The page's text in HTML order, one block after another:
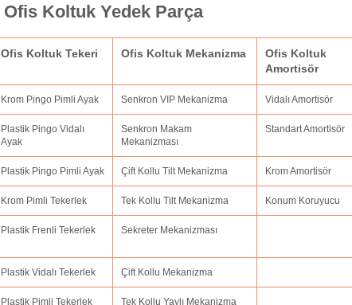
Ofis Koltuk Yedek Parça
Ofis Koltuk Tekeri Ofis Koltuk Mekanizma
Ofis Koltuk
Amortisör
Krom Pingo Pimli Ayak Senkron VIP Mekanizma Vidalı Amortisör
Plastik Pingo Vidalı
Ayak
Senkron Makam
Mekanizması
Standart Amortisör
Plastik Pingo Pimli Ayak Çift Kollu Tilt Mekanizma Krom Amortisör
Krom Pimli Tekerlek Tek Kollu Tilt Mekanizma Konum Koruyucu
Plastik Frenli Tekerlek Sekreter Mekanizması
Plastik Vidalı Tekerlek Çift Kollu Mekanizma
Plastik Pimli Tekerlek Tek Kollu Yaylı Mekanizma